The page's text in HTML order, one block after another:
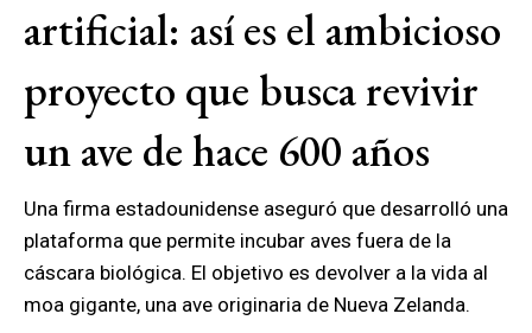
artificial: así es el ambicioso
proyecto que busca revivir
un ave de hace 600 años
Una firma estadounidense aseguró que desarrolló una
plataforma que permite incubar aves fuera de la
cáscara biológica. El objetivo es devolver a la vida al
moa gigante, una ave originaria de Nueva Zelanda.